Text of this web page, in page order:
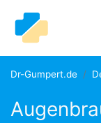
Dr-Gumpert.de